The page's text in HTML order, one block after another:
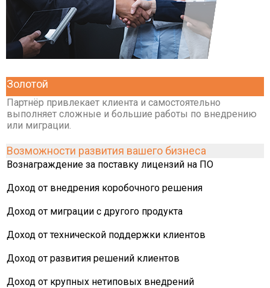
Золотой
Партнёр привлекает клиента и самостоятельно
выполняет сложные и большие работы по внедрению
или миграции.
Возможности развития вашего бизнеса
Вознаграждение за поставку лицензий на ПО
Доход от внедрения коробочного решения
Доход от миграции с другого продукта
Доход от технической поддержки клиентов
Доход от развития решений клиентов
Доход от крупных нетиповых внедрений